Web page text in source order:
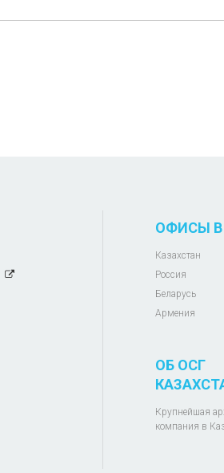
ОФИСЫ В
Казахстан
Россия
Беларусь
Армения
ОБ ОСГ
Крупнейшая
компания в